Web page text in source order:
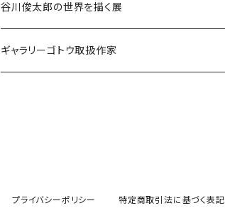
谷川俊太郎の世界を描く展
ギャラリーゴトウ取扱作家
プライバシーポリシー 特定商取引法に基づく表記